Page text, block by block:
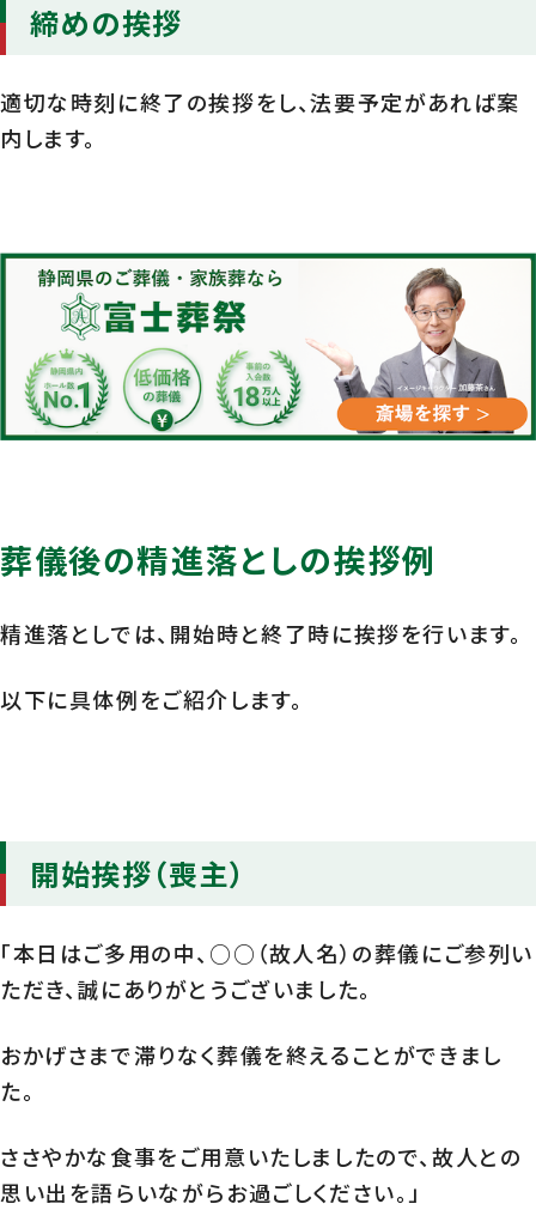
締めの挨拶
適切な時刻に終了の挨拶をし、法要予定があれば案
内します。
葬儀後の精進落としの挨拶例
精進落としでは、開始時と終了時に挨拶を行います。
以下に具体例をご紹介します。
開始挨拶（喪主）
「本日はご多用の中、○○（故人名）の葬儀にご参列い
ただき、誠にありがとうございました。
おかげさまで滞りなく葬儀を終えることができまし
た。
ささやかな食事をご用意いたしましたので、故人との
思い出を語らいながらお過ごしください。」